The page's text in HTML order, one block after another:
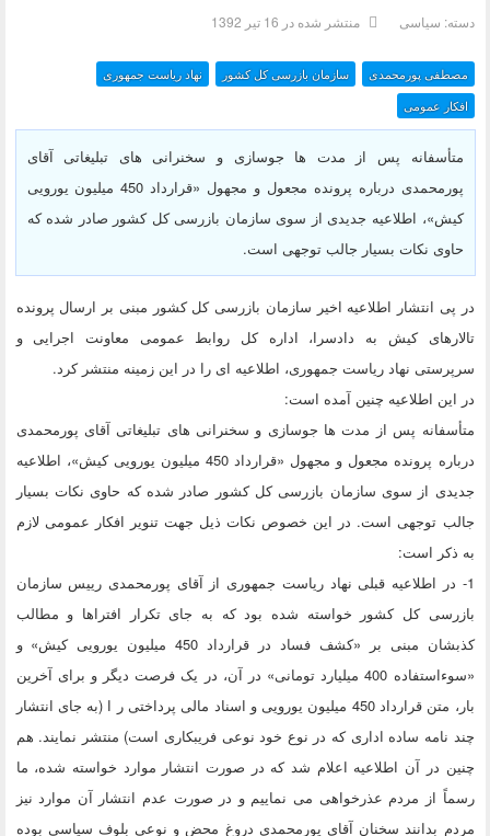
دسته: سیاسی منتشر شده در 16 تیر 1392
مصطفی پورمحمدی سازمان بازرسی کل کشور
نهاد ریاست جمهوری
افکار عمومی
متأسفانه پس از مدت ها جوسازی و سخنرانی های تبلیغاتی آقای
پورمحمدی درباره پرونده مجعول و مجهول «قرارداد 450 میلیون یورویی
کیش»، اطلاعیه جدیدی از سوی سازمان بازرسی کل کشور صادر شده که
حاوی نکات بسیار جالب توجهی است.
در پی انتشار اطلاعیه اخیر سازمان بازرسی کل کشور مبنی بر ارسال پرونده
تالارهای کیش به دادسرا، اداره کل روابط عمومی معاونت اجرایی و
سرپرستی نهاد ریاست جمهوری، اطلاعیه ای را در این زمینه منتشر کرد.
در این اطلاعیه چنین آمده است:
متأسفانه پس از مدت ها جوسازی و سخنرانی های تبلیغاتی آقای پورمحمدی
درباره پرونده مجعول و مجهول «قرارداد 450 میلیون یورویی کیش»، اطلاعیه
جدیدی از سوی سازمان بازرسی کل کشور صادر شده که حاوی نکات بسیار
جالب توجهی است. در این خصوص نکات ذیل جهت تنویر افکار عمومی لازم
به ذکر است:
1- در اطلاعیه قبلی نهاد ریاست جمهوری از آقای پورمحمدی رییس سازمان
بازرسی کل کشور خواسته شده بود که به جای تکرار افتراها و مطالب
کذبشان مبنی بر «کشف فساد در قرارداد 450 میلیون یورویی کیش» و
«سوءاستفاده 400 میلیارد تومانی» در آن، در یک فرصت دیگر و برای آخرین
بار، متن قرارداد 450 میلیون یورویی و اسناد مالی پرداختی ر ا (به جای انتشار
چند نامه ساده اداری که در نوع خود نوعی فریبکاری است) منتشر نمایند. هم
چنین در آن اطلاعیه اعلام شد که در صورت انتشار موارد خواسته شده، ما
رسماً از مردم عذرخواهی می نماییم و در صورت عدم انتشار آن موارد نیز
مردم بدانند سخنان آقای پورمحمدی دروغ محض و نوعی بلوف سیاسی بوده